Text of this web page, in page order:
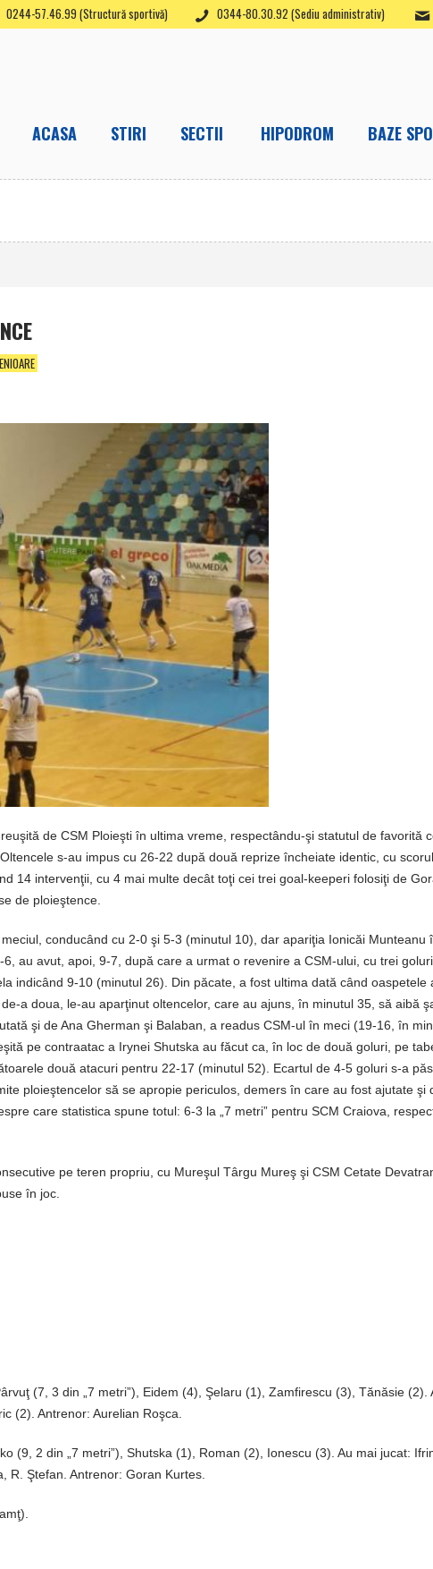
0244-57.46.99 (Structură sportivă) 0344-80.30.92 (Sediu administrativ)
ACASA STIRI SECTII HIPODROM BAZE
de CSM Ploieşti în ultima vreme, respectându-şi statutul de favorită
s-au impus cu 26-22 după două reprize încheiate identic, cu
14 intervenţii, cu 4 mai multe decât toţi cei trei goal-keeperi folosiţi de
de ploieştence.
conducând cu 2-0 şi 5-3 (minutul 10), dar apariţia Ionicăi Munteanu
au avut, apoi, 9-7, după care a urmat o revenire a CSM-ului, cu trei goluri
indicând 9-10 (minutul 26). Din păcate, a fost ultima dată când oaspetele
a doua, le-au aparţinut oltencelor, care au ajuns, în minutul 35, să aibă
şi de Ana Gherman şi Balaban, a readus CSM-ul în meci (19-16, în
pe contraatac a Irynei Shutska au făcut ca, în loc de două goluri, pe
două atacuri pentru 22-17 (minutul 52). Ecartul de 4-5 goluri s-a
ploieştencelor să se apropie periculos, demers în care au fost ajutate şi
care statistica spune totul: 6-3 la „7 metri” pentru SCM Craiova,
pe teren propriu, cu Mureşul Târgu Mureş şi CSM Cetate
în joc.
(7, 3 din „7 metri”), Eidem (4), Şelaru (1), Zamfirescu (3), Tănăsie (2).
(2). Antrenor: Aurelian Roşca.
(9, 2 din „7 metri”), Shutska (1), Roman (2), Ionescu (3). Au mai jucat:
R. Ştefan. Antrenor: Goran Kurtes.